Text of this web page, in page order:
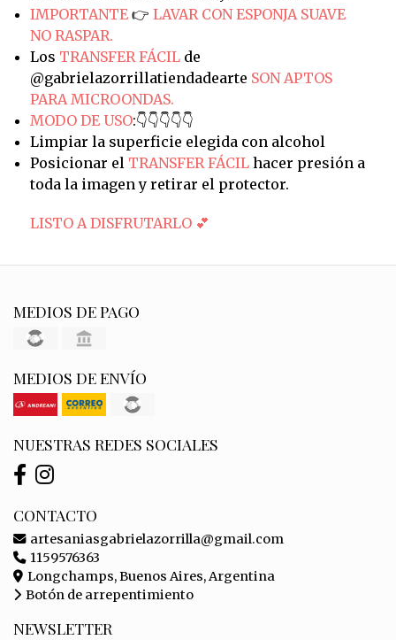
IMPORTANTE 👉 LAVAR CON ESPONJA SUAVE
NO RASPAR.
Los TRANSFER FÁCILde
@gabrielazorrillatiendadearte SON APTOS
PARA MICROONDAS.
MODO DE USO:👇👇👇👇👇
Limpiar la superficie elegida con alcohol
Posicionar el TRANSFER FÁCILhacer presión a
toda la imagen y retirar el protector.
LISTO A DISFRUTARLO 💕
MEDIOS DE PAGO
MEDIOS DE ENVÍO
NUESTRAS REDES SOCIALES
CONTACTO
artesaniasgabrielazorrilla@gmail.com
1159576363
Longchamps, Buenos Aires, Argentina
Botón de arrepentimiento
NEWSLETTER